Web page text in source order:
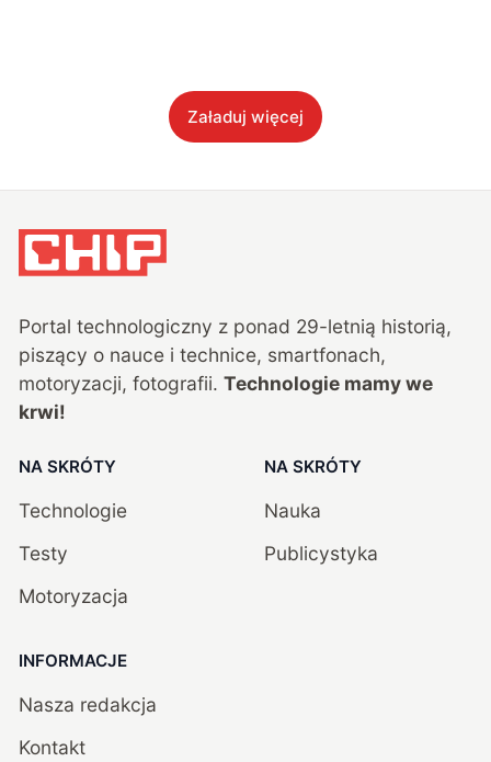
Załaduj więcej
Portal technologiczny z ponad 29-letnią historią,
piszący o nauce i technice, smartfonach,
motoryzacji, fotografii. Technologie mamy we
krwi!
NA SKRÓTY
Technologie
Testy
Motoryzacja
NA SKRÓTY
Nauka
Publicystyka
INFORMACJE
Nasza redakcja
Kontakt